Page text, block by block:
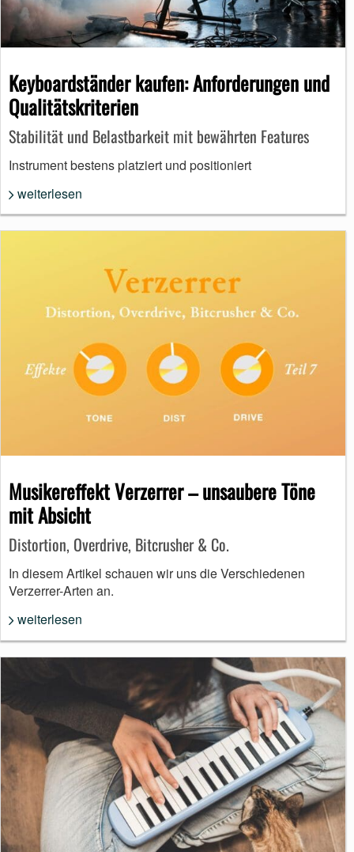
Keyboardständer kaufen: Anforderungen und
Qualitätskriterien
Stabilität und Belastbarkeit mit bewährten Features
Instrument bestens platziert und positioniert
weiterlesen
Musikereffekt Verzerrer – unsaubere Töne
mit Absicht
Distortion, Overdrive, Bitcrusher & Co.
In diesem Artikel schauen wir uns die Verschiedenen
Verzerrer-Arten an.
weiterlesen